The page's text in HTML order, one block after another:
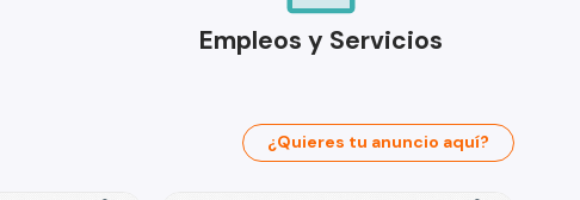
Empleos y Servicios
¿Quieres tu anuncio aquí?